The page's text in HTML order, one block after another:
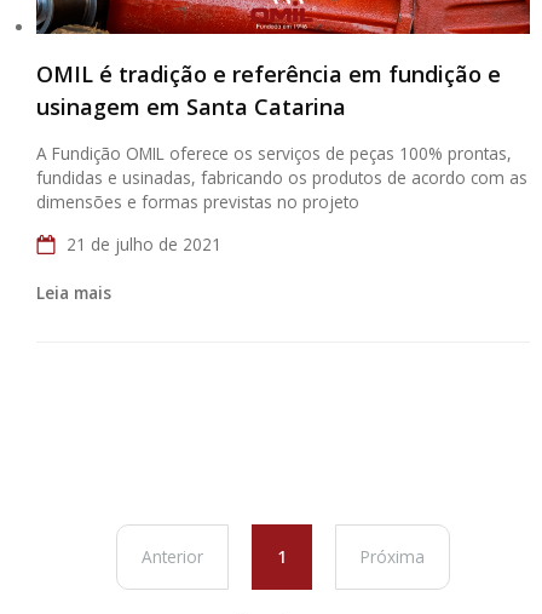
OMIL é tradição e referência em fundição e
usinagem em Santa Catarina
A Fundição OMIL oferece os serviços de peças 100% prontas,
fundidas e usinadas, fabricando os produtos de acordo com as
dimensões e formas previstas no projeto
21 de julho de 2021
Leia mais
Anterior 1 Próxima